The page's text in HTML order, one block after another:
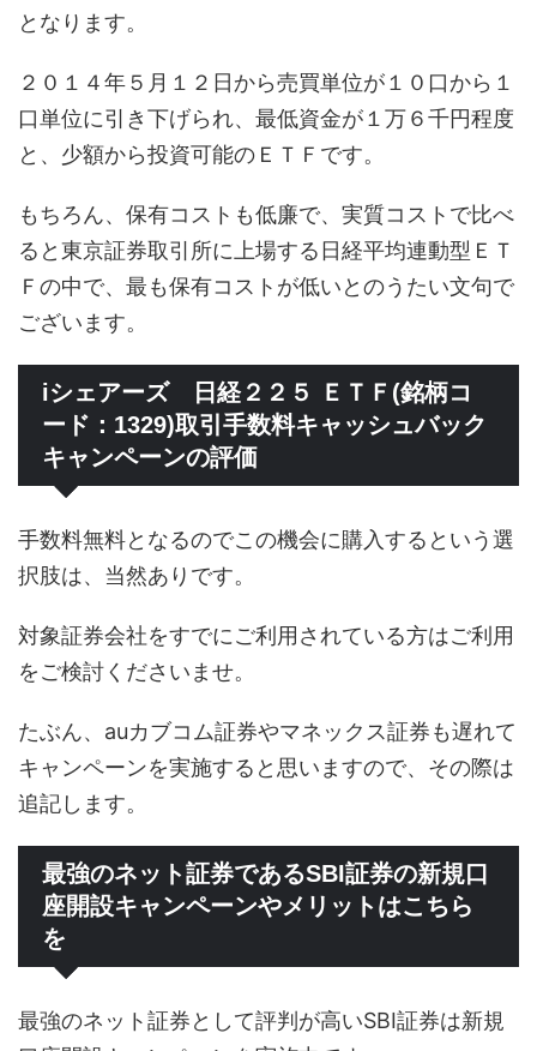
となります。
２０１４年５月１２日から売買単位が１０口から１
口単位に引き下げられ、最低資金が１万６千円程度
と、少額から投資可能のＥＴＦです。
もちろん、保有コストも低廉で、実質コストで比べ
ると東京証券取引所に上場する日経平均連動型ＥＴ
Ｆの中で、最も保有コストが低いとのうたい文句で
ございます。
iシェアーズ 日経２２５ ＥＴＦ(銘柄コ
ード：1329)取引手数料キャッシュバック
キャンペーンの評価
手数料無料となるのでこの機会に購入するという選
択肢は、当然ありです。
対象証券会社をすでにご利用されている方はご利用
をご検討くださいませ。
たぶん、auカブコム証券やマネックス証券も遅れて
キャンペーンを実施すると思いますので、その際は
追記します。
最強のネット証券であるSBI証券の新規口
座開設キャンペーンやメリットはこちら
を
最強のネット証券として評判が高いSBI証券は新規